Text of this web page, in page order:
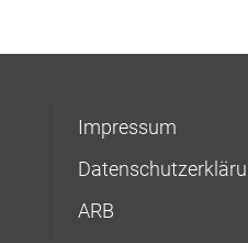
Impressum
ARB